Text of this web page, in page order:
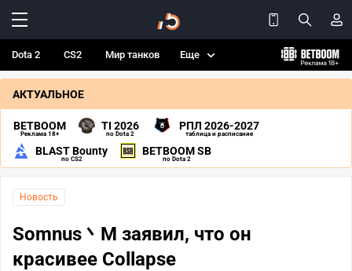
Dota 2 CS2 Мир танков Еще
АКТУАЛЬНОЕ
BETBOOM
Реклама 18+
TI 2026
по Dota 2
РПЛ 2026-2027
таблица и расписание
BLAST Bounty
по CS2
BETBOOM SB
по Dota 2
Новость
Somnus丶M заявил, что он
красивее Collapse